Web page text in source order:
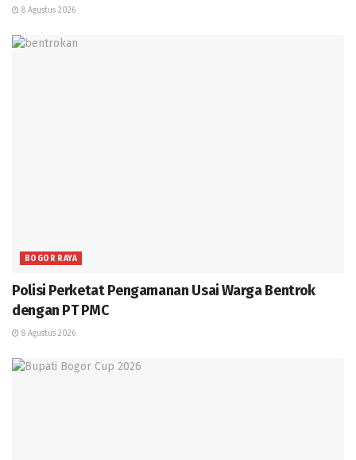
8 Agustus 2026
BOGOR RAYA
Polisi Perketat Pengamanan Usai Warga Bentrok
dengan PT PMC
8 Agustus 2026